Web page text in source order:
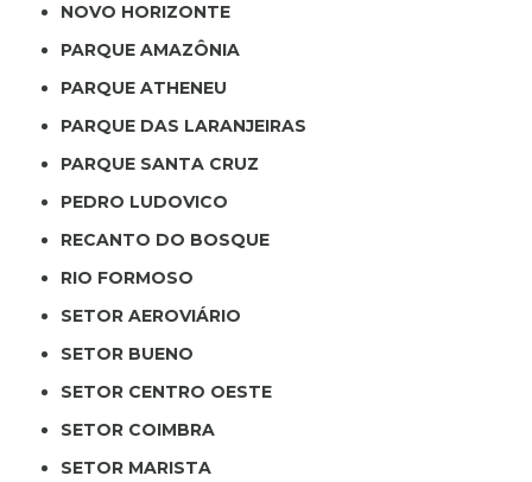
NOVO HORIZONTE
PARQUE AMAZÔNIA
PARQUE ATHENEU
PARQUE DAS LARANJEIRAS
PARQUE SANTA CRUZ
PEDRO LUDOVICO
RECANTO DO BOSQUE
RIO FORMOSO
SETOR AEROVIÁRIO
SETOR BUENO
SETOR CENTRO OESTE
SETOR COIMBRA
SETOR MARISTA